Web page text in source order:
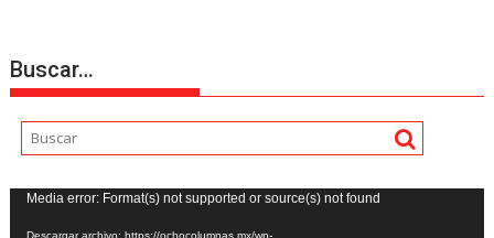
Buscar…
Reproductor
de
Media error: Format(s) not supported or source(s) not found
Descargar archivo: https://ochocolumnas.mx/wp-